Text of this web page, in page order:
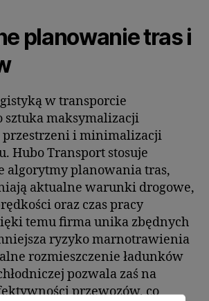
planowanie tras i
w transporcie
sztuka maksymalizacji
i minimalizacji
Hubo Transport stosuje
algorytmy planowania tras,
aktualne warunki drogowe,
oraz czas pracy
temu firma unika zbędnych
ryzyko marnotrawienia
rozmieszczenie ładunków
pozwala zaś na
przewozów, co